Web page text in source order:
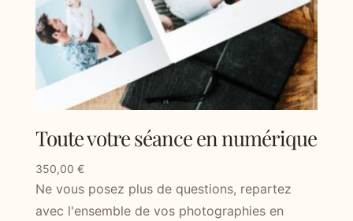
Toute votre séance en numérique
350,00 €
Ne vous posez plus de questions, repartez
avec l'ensemble de vos photographies en